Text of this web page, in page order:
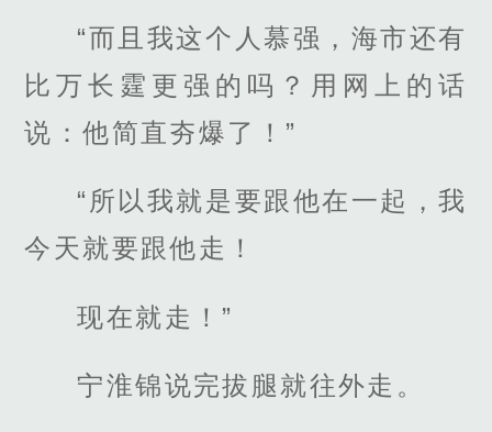
“而且我这个人慕强，海市还有
比万长霆更强的吗？用网上的话
说：他简直夯爆了！”
“所以我就是要跟他在一起，我
今天就要跟他走！
现在就走！”
宁淮锦说完拔腿就往外走。